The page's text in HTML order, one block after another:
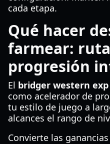
cada etapa.
Qué hacer
farmear:
progresión
El bridger western
como acelerador de
tu estilo de juego a
alcances el rango de
Convierte las